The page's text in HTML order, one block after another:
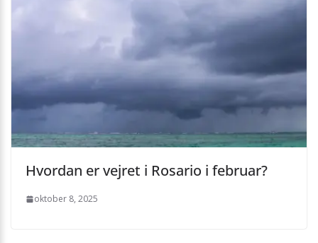
Hvordan er vejret i Rosario i februar?
oktober 8, 2025